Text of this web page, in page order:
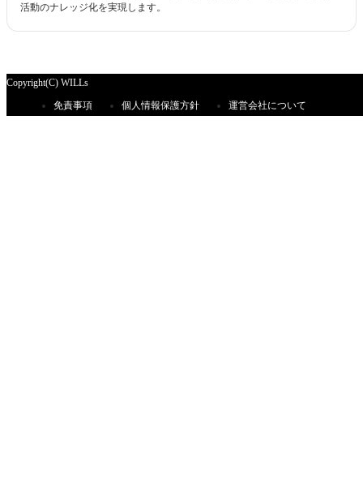
活動のナレッジ化を実現します。
Copyright(C) WILLs
免責事項
個人情報保護方針 運営会社について